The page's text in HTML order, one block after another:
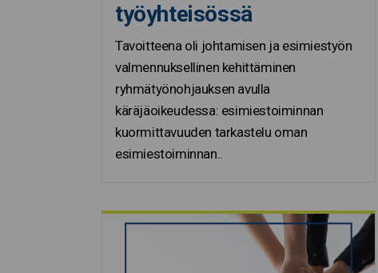
työyhteisössä
Tavoitteena oli johtamisen ja esimiestyön
valmennuksellinen kehittäminen
ryhmätyönohjauksen avulla
käräjäoikeudessa: esimiestoiminnan
kuormittavuuden tarkastelu oman
esimiestoiminnan..